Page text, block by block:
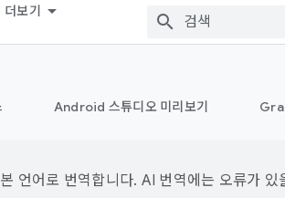
더보기
Android 스튜디오 미리보기
언어로 번역합니다. AI 번역에는 오류가 있